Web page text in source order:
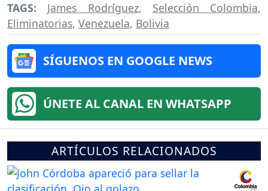
TAGS: James Rodríguez, Selección Colombia,
Eliminatorias, Venezuela, Bolivia
SÍGUENOS EN GOOGLE NEWS
ÚNETE AL CANAL EN WHATSAPP
ARTÍCULOS RELACIONADOS